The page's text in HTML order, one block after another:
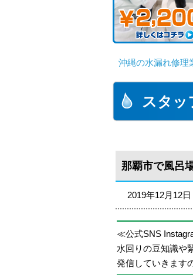
沖縄の水漏れ修理
スタッ
那覇市で風呂
2019年12月12日
≪公式SNS
水回りの豆知識や
発信していきます